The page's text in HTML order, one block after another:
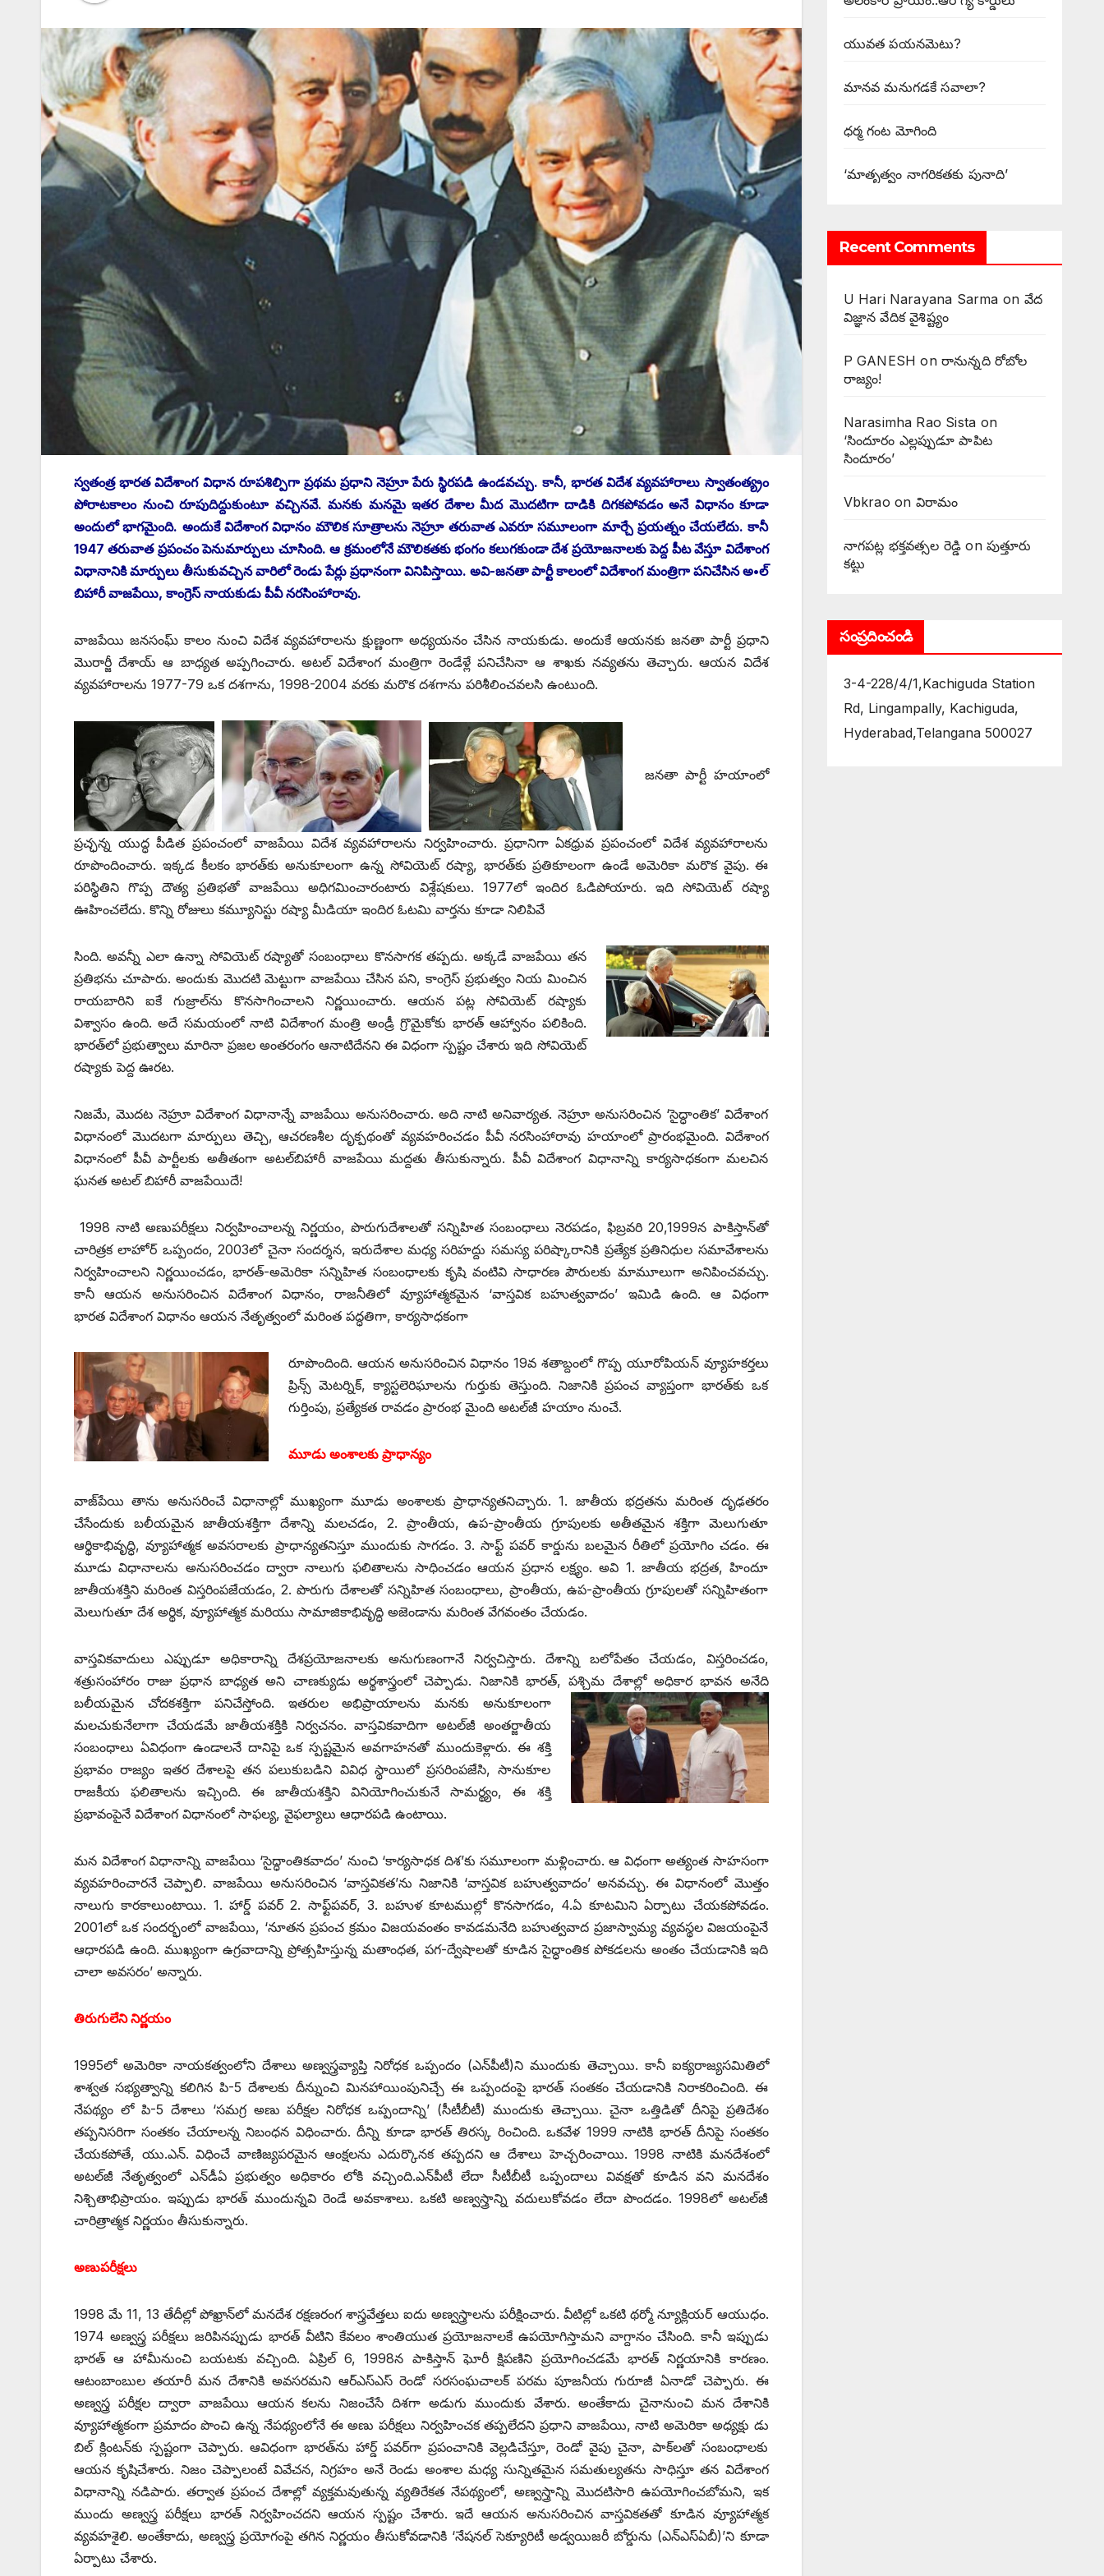
స్వతంత్ర భారత విదేశాంగ విధాన రూపశిల్పిగా ప్రథమ ప్రధాని నెహ్రూ పేరు స్థిరపడి ఉండవచ్చు. కానీ, భారత విదేశ వ్యవహారాలు స్వాతంత్య్రం
పోరాటకాలం నుంచి రూపుదిద్దుకుంటూ వచ్చినవే. మనకు మనమై ఇతర దేశాల మీద మొదటిగా దాడికి దిగకపోవడం అనే విధానం కూడా
అందులో భాగమైంది. అందుకే విదేశాంగ విధానం మౌలిక సూత్రాలను నెహ్రూ తరువాత ఎవరూ సమూలంగా మార్చే ప్రయత్నం చేయలేదు. కానీ
1947 తరువాత ప్రపంచం పెనుమార్పులు చూసింది. ఆ క్రమంలోనే మౌలికతకు భంగం కలుగకుండా దేశ ప్రయోజనాలకు పెద్ద పీట వేస్తూ విదేశాంగ
విధానానికి మార్పులు తీసుకువచ్చిన వారిలో రెండు పేర్లు ప్రధానంగా వినిపిస్తాయి. అవి-జనతా పార్టీ కాలంలో విదేశాంగ మంత్రిగా పనిచేసిన అ•ల్‌
‌బిహారీ వాజపేయి, కాంగ్రెస్‌ ‌నాయకుడు పీవీ నరసింహారావు.
వాజపేయి జనసంఘ్‌ ‌కాలం నుంచి విదేశ వ్యవహారాలను క్షుణ్ణంగా అధ్యయనం చేసిన నాయకుడు. అందుకే ఆయనకు జనతా పార్టీ ప్రధాని
మొరార్జీ దేశాయ్‌ ఆ ‌బాధ్యత అప్పగించారు. అటల్‌ ‌విదేశాంగ మంత్రిగా రెండేళ్లే పనిచేసినా ఆ శాఖకు నవ్యతను తెచ్చారు. ఆయన విదేశ
వ్యవహారాలను 1977-79 ఒక దశగాను, 1998-2004 వరకు మరొక దశగాను పరిశీలించవలసి ఉంటుంది.
జనతా పార్టీ హయాంలో
ప్రచ్ఛన్న యుద్ధ పీడిత ప్రపంచంలో వాజపేయి విదేశ వ్యవహారాలను నిర్వహించారు. ప్రధానిగా ఏకధ్రువ ప్రపంచంలో విదేశ వ్యవహారాలను
రూపొందించారు. ఇక్కడ కీలకం భారత్‌కు అనుకూలంగా ఉన్న సోవియెట్‌ ‌రష్యా, భారత్‌కు ప్రతికూలంగా ఉండే అమెరికా మరొక వైపు. ఈ
పరిస్థితిని గొప్ప దౌత్య ప్రతిభతో వాజపేయి అధిగమించారంటారు విశ్లేషకులు. 1977లో ఇందిర ఓడిపోయారు. ఇది సోవియెట్‌ ‌రష్యా
ఊహించలేదు. కొన్ని రోజులు కమ్యూనిస్టు రష్యా మీడియా ఇందిర ఓటమి వార్తను కూడా నిలిపివే
సింది. అవన్నీ ఎలా ఉన్నా సోవియెట్‌ ‌రష్యాతో సంబంధాలు కొనసాగక తప్పదు. అక్కడే వాజపేయి తన
ప్రతిభను చూపారు. అందుకు మొదటి మెట్టుగా వాజపేయి చేసిన పని, కాంగ్రెస్‌ ‌ప్రభుత్వం నియ మించిన
రాయబారిని ఐకే గుజ్రాల్‌ను కొనసాగించాలని నిర్ణయించారు. ఆయన పట్ల సోవియెట్‌ ‌రష్యాకు
విశ్వాసం ఉంది. అదే సమయంలో నాటి విదేశాంగ మంత్రి అండ్రీ గ్రొమైకోకు భారత్‌ ఆహ్వానం పలికింది.
భారత్‌లో ప్రభుత్వాలు మారినా ప్రజల అంతరంగం ఆనాటిదేనని ఈ విధంగా స్పష్టం చేశారు ఇది సోవియెట్‌
‌రష్యాకు పెద్ద ఊరట.
నిజమే, మొదట నెహ్రూ విదేశాంగ విధానాన్నే వాజపేయి అనుసరించారు. అది నాటి అనివార్యత. నెహ్రూ అనుసరించిన ‘సైద్ధాంతిక’ విదేశాంగ
విధానంలో మొదటగా మార్పులు తెచ్చి, ఆచరణశీల దృక్పథంతో వ్యవహరించడం పీవీ నరసింహారావు హయాంలో ప్రారంభమైంది. విదేశాంగ
విధానంలో పీవీ పార్టీలకు అతీతంగా అటల్‌బిహారీ వాజపేయి మద్దతు తీసుకున్నారు. పీవీ విదేశాంగ విధానాన్ని కార్యసాధకంగా మలచిన
ఘనత అటల్‌ ‌బిహారీ వాజపేయిదే!
1998 నాటి అణుపరీక్షలు నిర్వహించాలన్న నిర్ణయం, పొరుగుదేశాలతో సన్నిహిత సంబంధాలు నెరపడం, ఫిబ్రవరి 20,1999న పాకిస్తాన్‌తో
చారిత్రక లాహోర్‌ ఒప్పందం, 2003లో చైనా సందర్శన, ఇరుదేశాల మధ్య సరిహద్దు సమస్య పరిష్కారానికి ప్రత్యేక ప్రతినిధుల సమావేశాలను
నిర్వహించాలని నిర్ణయించడం, భారత్‌-అమెరికా సన్నిహిత సంబంధాలకు కృషి వంటివి సాధారణ పౌరులకు మామూలుగా అనిపించవచ్చు.
కానీ ఆయన అనుసరించిన విదేశాంగ విధానం, రాజనీతిలో వ్యూహాత్మకమైన ‘వాస్తవిక బహుత్వవాదం’ ఇమిడి ఉంది. ఆ విధంగా
భారత విదేశాంగ విధానం ఆయన నేతృత్వంలో మరింత పద్ధతిగా, కార్యసాధకంగా
రూపొందింది. ఆయన అనుసరించిన విధానం 19వ శతాబ్దంలో గొప్ప యూరోపియన్‌ ‌వ్యూహకర్తలు
ప్రిన్స్ ‌మెటర్నిక్‌, ‌క్యాస్టలెరిఘాలను గుర్తుకు తెస్తుంది. నిజానికి ప్రపంచ వ్యాప్తంగా భారత్‌కు ఒక
గుర్తింపు, ప్రత్యేకత రావడం ప్రారంభ మైంది అటల్‌జీ హయాం నుంచే.
మూడు అంశాలకు ప్రాధాన్యం
వాజ్‌పేయి తాను అనుసరించే విధానాల్లో ముఖ్యంగా మూడు అంశాలకు ప్రాధాన్యతనిచ్చారు. 1. జాతీయ భద్రతను మరింత దృఢతరం
చేసేందుకు బలీయమైన జాతీయశక్తిగా దేశాన్ని మలచడం, 2. ప్రాంతీయ, ఉప-ప్రాంతీయ గ్రూపులకు అతీతమైన శక్తిగా మెలుగుతూ
ఆర్థికాభివృద్ధి, వ్యూహాత్మక అవసరాలకు ప్రాధాన్యతనిస్తూ ముందుకు సాగడం. 3. సాఫ్ట్ ‌పవర్‌ ‌కార్డును బలమైన రీతిలో ప్రయోగిం చడం. ఈ
మూడు విధానాలను అనుసరించడం ద్వారా నాలుగు ఫలితాలను సాధించడం ఆయన ప్రధాన లక్ష్యం. అవి 1. జాతీయ భద్రత, హిందూ
జాతీయశక్తిని మరింత విస్తరింపజేయడం, 2. పొరుగు దేశాలతో సన్నిహిత సంబంధాలు, ప్రాంతీయ, ఉప-ప్రాంతీయ గ్రూపులతో సన్నిహితంగా
మెలుగుతూ దేశ అర్థిక, వ్యూహాత్మక మరియు సామాజికాభివృద్ధి అజెండాను మరింత వేగవంతం చేయడం.
వాస్తవికవాదులు ఎప్పుడూ అధికారాన్ని దేశప్రయోజనాలకు అనుగుణంగానే నిర్వచిస్తారు. దేశాన్ని బలోపేతం చేయడం, విస్తరించడం,
శత్రుసంహారం రాజు ప్రధాన బాధ్యత అని చాణక్యుడు అర్థశాస్త్రంలో చెప్పాడు. నిజానికి భారత్‌, ‌పశ్చిమ దేశాల్లో అధికార భావన అనేది
బలీయమైన చోదకశక్తిగా పనిచేస్తోంది. ఇతరుల అభిప్రాయాలను మనకు అనుకూలంగా
మలచుకునేలాగా చేయడమే జాతీయశక్తికి నిర్వచనం. వాస్తవికవాదిగా అటల్‌జీ అంతర్జాతీయ
సంబంధాలు ఏవిధంగా ఉండాలనే దానిపై ఒక స్పష్టమైన అవగాహనతో ముందుకెళ్లారు. ఈ శక్తి
ప్రభావం రాజ్యం ఇతర దేశాలపై తన పలుకుబడిని వివిధ స్థాయిలో ప్రసరింపజేసి, సానుకూల
రాజకీయ ఫలితాలను ఇచ్చింది. ఈ జాతీయశక్తిని వినియోగించుకునే సామర్థ్యం, ఈ శక్తి
ప్రభావంపైనే విదేశాంగ విధానంలో సాఫల్య, వైఫల్యాలు ఆధారపడి ఉంటాయి.
మన విదేశాంగ విధానాన్ని వాజపేయి ‘సైద్ధాంతికవాదం’ నుంచి ‘కార్యసాధక దిశ’కు సమూలంగా మళ్లించారు. ఆ విధంగా అత్యంత సాహసంగా
వ్యవహరించారనే చెప్పాలి. వాజపేయి అనుసరించిన ‘వాస్తవికత’ను నిజానికి ‘వాస్తవిక బహుత్వవాదం’ అనవచ్చు. ఈ విధానంలో మొత్తం
నాలుగు కారకాలుంటాయి. 1. హార్డ్ ‌పవర్‌ 2. ‌సాఫ్ట్‌పవర్‌, 3. ‌బహుళ కూటముల్లో కొనసాగడం, 4.ఏ కూటమిని ఏర్పాటు చేయకపోవడం.
2001లో ఒక సందర్భంలో వాజపేయి, ‘నూతన ప్రపంచ క్రమం విజయవంతం కావడమనేది బహుత్వవాద ప్రజాస్వామ్య వ్యవస్థల విజయంపైనే
ఆధారపడి ఉంది. ముఖ్యంగా ఉగ్రవాదాన్ని ప్రోత్సహిస్తున్న మతాంధత, పగ-ద్వేషాలతో కూడిన సైద్ధాంతిక పోకడలను అంతం చేయడానికి ఇది
చాలా అవసరం’ అన్నారు.
తిరుగులేని నిర్ణయం
1995లో అమెరికా నాయకత్వంలోని దేశాలు అణ్వస్త్రవ్యాప్తి నిరోధక ఒప్పందం (ఎన్‌పీటీ)ని ముందుకు తెచ్చాయి. కానీ ఐక్యరాజ్యసమితిలో
శాశ్వత సభ్యత్వాన్ని కలిగిన పి-5 దేశాలకు దీన్నుంచి మినహాయింపునిచ్చే ఈ ఒప్పందంపై భారత్‌ ‌సంతకం చేయడానికి నిరాకరించింది. ఈ
నేపథ్యం లో పి-5 దేశాలు ‘సమగ్ర అణు పరీక్షల నిరోధక ఒప్పందాన్ని’ (సీటీబీటీ) ముందుకు తెచ్చాయి. చైనా ఒత్తిడితో దీనిపై ప్రతిదేశం
తప్పనిసరిగా సంతకం చేయాలన్న నిబంధన విధించారు. దీన్ని కూడా భారత్‌ ‌తిరస్క రించింది. ఒకవేళ 1999 నాటికి భారత్‌ ‌దీనిపై సంతకం
చేయకపోతే, యు.ఎన్‌. ‌విధించే వాణిజ్యపరమైన ఆంక్షలను ఎదుర్కొనక తప్పదని ఆ దేశాలు హెచ్చరించాయి. 1998 నాటికి మనదేశంలో
అటల్‌జీ నేతృత్వంలో ఎన్‌డీఏ ప్రభుత్వం అధికారం లోకి వచ్చింది.ఎన్‌పీటీ లేదా సీటీబీటీ ఒప్పందాలు వివక్షతో కూడిన వని మనదేశం
నిశ్చితాభిప్రాయం. ఇప్పుడు భారత్‌ ‌ముందున్నవి రెండే అవకాశాలు. ఒకటి అణ్వస్త్రాన్ని వదులుకోవడం లేదా పొందడం. 1998లో అటల్‌జీ
చారిత్రాత్మక నిర్ణయం తీసుకున్నారు.
అణుపరీక్షలు
1998 మే 11, 13 తేదీల్లో పోఖ్రాన్‌లో మనదేశ రక్షణరంగ శాస్త్రవేత్తలు ఐదు అణ్వస్త్రాలను పరీక్షించారు. వీటిల్లో ఒకటి థర్మో న్యూక్లియర్‌ ఆయుధం.
1974 అణ్వస్త్ర పరీక్షలు జరిపినప్పుడు భారత్‌ ‌వీటిని కేవలం శాంతియుత ప్రయోజనాలకే ఉపయోగిస్తామని వాగ్దానం చేసింది. కానీ ఇప్పుడు
భారత్‌ ఆ ‌హామీనుంచి బయటకు వచ్చింది. ఏప్రిల్‌ 6, 1998‌న పాకిస్తాన్‌ ‌ఘోరీ క్షిపణిని ప్రయోగించడమే భారత్‌ ‌నిర్ణయానికి కారణం.
ఆటంబాంబుల తయారీ మన దేశానికి అవసరమని ఆర్‌ఎస్‌ఎస్‌ ‌రెండో సరసంఘచాలక్‌ ‌పరమ పూజనీయ గురూజీ ఏనాడో చెప్పారు. ఈ
అణ్వస్త్ర పరీక్షల ద్వారా వాజపేయి ఆయన కలను నిజంచేసే దిశగా అడుగు ముందుకు వేశారు. అంతేకాదు చైనానుంచి మన దేశానికి
వ్యూహాత్మకంగా ప్రమాదం పొంచి ఉన్న నేపథ్యంలోనే ఈ అణు పరీక్షలు నిర్వహించక తప్పలేదని ప్రధాని వాజపేయి, నాటి అమెరికా అధ్యక్షు డు
బిల్‌ ‌క్లింటన్‌కు స్పష్టంగా చెప్పారు. ఆవిధంగా భారత్‌ను హార్డ్ ‌పవర్‌గా ప్రపంచానికి వెల్లడిచేస్తూ, రెండో వైపు చైనా, పాక్‌లతో సంబంధాలకు
ఆయన కృషిచేశారు. నిజం చెప్పాలంటే వివేచన, నిగ్రహం అనే రెండు అంశాల మధ్య సున్నితమైన సమతుల్యతను సాధిస్తూ తన విదేశాంగ
విధానాన్ని నడిపారు. తర్వాత ప్రపంచ దేశాల్లో వ్యక్తమవుతున్న వ్యతిరేకత నేపథ్యంలో, అణ్వస్త్రాన్ని మొదటిసారి ఉపయోగించబోమని, ఇక
ముందు అణ్వస్త్ర పరీక్షలు భారత్‌ ‌నిర్వహించదని ఆయన స్పష్టం చేశారు. ఇదే ఆయన అనుసరించిన వాస్తవికతతో కూడిన వ్యూహాత్మక
వ్యవహశైలి. అంతేకాదు, అణ్వస్త్ర ప్రయోగంపై తగిన నిర్ణయం తీసుకోవడానికి ‘నేషనల్‌ ‌సెక్యూరిటీ అడ్వయిజరీ బోర్డును (ఎన్‌ఎస్‌ఏబీ)’ని కూడా
ఏర్పాటు చేశారు.
యువత పయనమెటు?
మానవ మనుగడకే సవాలా?
ధర్మ గంట మోగింది
‘మాతృత్వం నాగరికతకు పునాది’
Recent Comments
U Hari Narayana Sarma on వేద
విజ్ఞాన వేదిక వైశిష్ట్యం
P GANESH on ‌రానున్నది రోబోల
రాజ్యం!
Narasimha Rao Sista on
‘సిందూరం ఎల్లప్పుడూ పాపిట
సిందూరం’
Vbkrao on విరామం
నాగపట్ల భక్తవత్సల రెడ్డి on పుత్తూరు
కట్టు
సంప్రదించండి
3-4-228/4/1,Kachiguda Station
Rd, Lingampally, Kachiguda,
Hyderabad,Telangana 500027